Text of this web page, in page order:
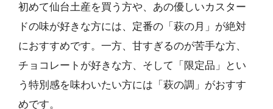
初めて仙台土産を買う方や、あの優しいカスター
ドの味が好きな方には、定番の「萩の月」が絶対
におすすめです。一方、甘すぎるのが苦手な方、
チョコレートが好きな方、そして「限定品」とい
う特別感を味わいたい方には「萩の調」がおすす
めです。